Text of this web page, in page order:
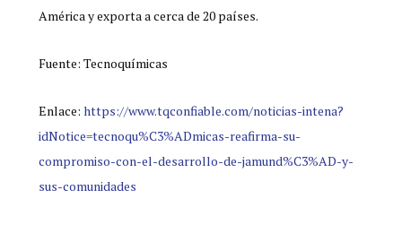
América y exporta a cerca de 20 países.
Fuente: Tecnoquímicas
Enlace: https://www.tqconfiable.com/noticias-intena?
idNotice=tecnoqu%C3%ADmicas-reafirma-su-
compromiso-con-el-desarrollo-de-jamund%C3%AD-y-
sus-comunidades